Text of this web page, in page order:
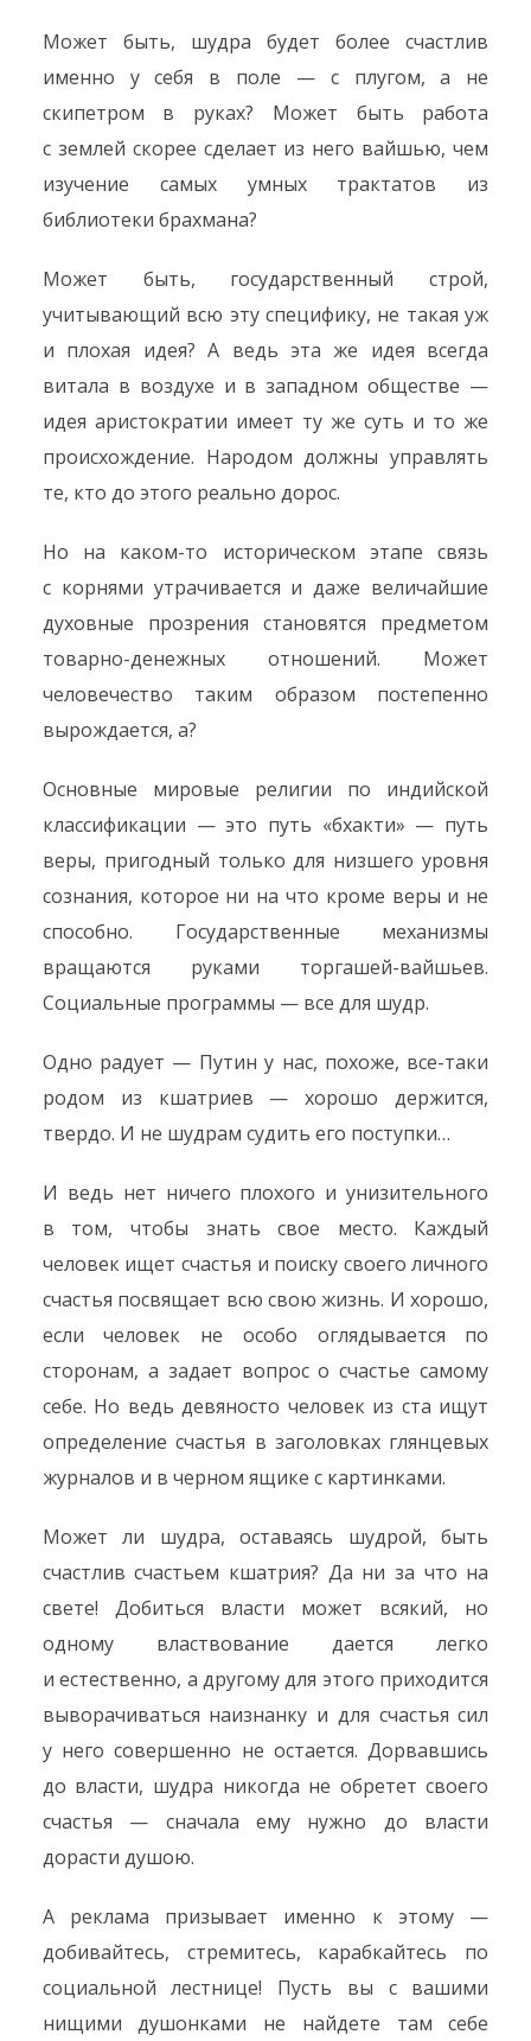
Может быть, шудра будет более счастлив
именно у себя в поле — с плугом, а не
скипетром в руках? Может быть работа
с землей скорее сделает из него вайшью, чем
изучение самых умных трактатов из
библиотеки брахмана?
Может быть, государственный строй,
учитывающий всю эту специфику, не такая уж
и плохая идея? А ведь эта же идея всегда
витала в воздухе и в западном обществе —
идея аристократии имеет ту же суть и то же
происхождение. Народом должны управлять
те, кто до этого реально дорос.
Но на каком-то историческом этапе связь
с корнями утрачивается и даже величайшие
духовные прозрения становятся предметом
товарно-денежных отношений. Может
человечество таким образом постепенно
вырождается, а?
Основные мировые религии по индийской
классификации — это путь «бхакти» — путь
веры, пригодный только для низшего уровня
сознания, которое ни на что кроме веры и не
способно. Государственные механизмы
вращаются руками торгашей-вайшьев.
Социальные программы — все для шудр.
Одно радует — Путин у нас, похоже, все-таки
родом из кшатриев — хорошо держится,
твердо. И не шудрам судить его поступки…
И ведь нет ничего плохого и унизительного
в том, чтобы знать свое место. Каждый
человек ищет счастья и поиску своего личного
счастья посвящает всю свою жизнь. И хорошо,
если человек не особо оглядывается по
сторонам, а задает вопрос о счастье самому
себе. Но ведь девяносто человек из ста ищут
определение счастья в заголовках глянцевых
журналов и в черном ящике с картинками.
Может ли шудра, оставаясь шудрой, быть
счастлив счастьем кшатрия? Да ни за что на
свете! Добиться власти может всякий, но
одному властвование дается легко
и естественно, а другому для этого приходится
выворачиваться наизнанку и для счастья сил
у него совершенно не остается. Дорвавшись
до власти, шудра никогда не обретет своего
счастья — сначала ему нужно до власти
дорасти душою.
А реклама призывает именно к этому —
добивайтесь, стремитесь, карабкайтесь по
социальной лестнице! Пусть вы с вашими
нищими душонками не найдете там себе